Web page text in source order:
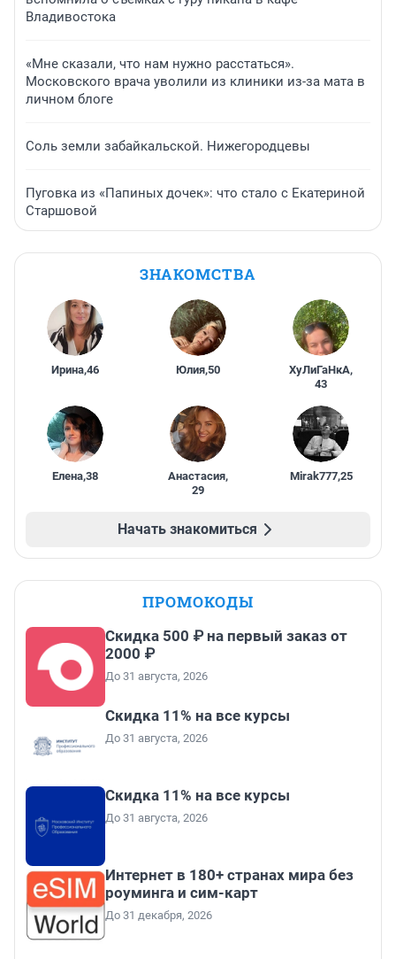
Владивостока
«Мне сказали, что нам нужно расстаться».
Московского врача уволили из клиники из-за мата в
личном блоге
Соль земли забайкальской. Нижегородцевы
Пуговка из «Папиных дочек»: что стало с Екатериной
Старшовой
ЗНАКОМСТВА
Ирина,46 Юлия,50 ХуЛиГаНкА,
43
Елена,38 Анастасия,
29
Mirak777,25
Начать знакомиться
ПРОМОКОДЫ
Скидка 500 ₽ на первый заказ от
2000 ₽
До 31 августа, 2026
Скидка 11% на все курсы
До 31 августа, 2026
Скидка 11% на все курсы
До 31 августа, 2026
Интернет в 180+ странах мира без
роуминга и сим-карт
До 31 декабря, 2026